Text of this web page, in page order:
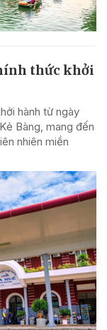
thức khởi
hành từ ngày
Bàng, mang đến
nhiên miền